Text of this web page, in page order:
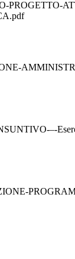
PROGETTO-
–-